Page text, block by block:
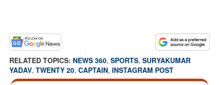
RELATED TOPICS: NEWS 360, SPORTS, SURYAKUMAR
YADAV, TWENTY 20, CAPTAIN, INSTAGRAM POST